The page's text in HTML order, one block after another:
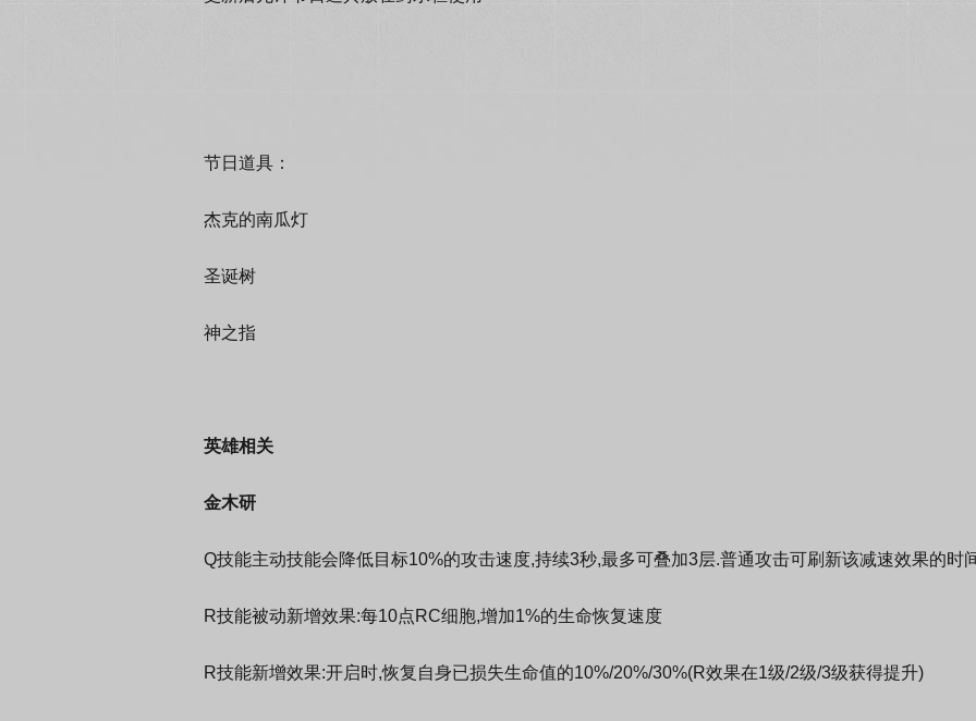
节日道具：
杰克的南瓜灯
圣诞树
神之指
英雄相关
金木研
Q技能主动技能会降低目标10%的攻击速度,持续3秒,最多可叠加3层.普通攻击可刷新该减速效果的时
R技能被动新增效果:每10点RC细胞,增加1%的生命恢复速度
R技能新增效果:开启时,恢复自身已损失生命值的10%/20%/30%(R效果在1级/2级/3级获得提升)